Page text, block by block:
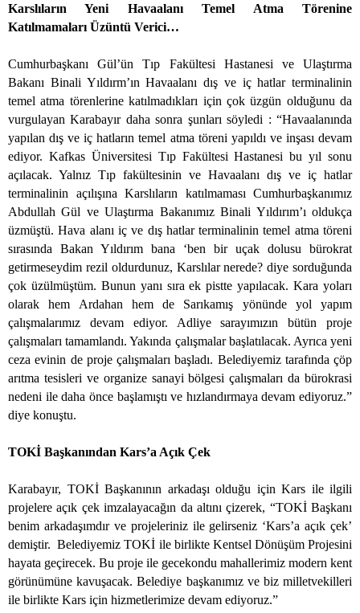
Karslıların Yeni Havaalanı Temel Atma Törenine
Katılmamaları Üzüntü Verici…
Cumhurbaşkanı Gül’ün Tıp Fakültesi Hastanesi ve Ulaştırma
Bakanı Binali Yıldırm’ın Havaalanı dış ve iç hatlar terminalinin
temel atma törenlerine katılmadıkları için çok üzgün olduğunu da
vurgulayan Karabayır daha sonra şunları söyledi : “Havaalanında
yapılan dış ve iç hatların temel atma töreni yapıldı ve inşası devam
ediyor. Kafkas Üniversitesi Tıp Fakültesi Hastanesi bu yıl sonu
açılacak. Yalnız Tıp fakültesinin ve Havaalanı dış ve iç hatlar
terminalinin açılışına Karslıların katılmaması Cumhurbaşkanımız
Abdullah Gül ve Ulaştırma Bakanımız Binali Yıldırım’ı oldukça
üzmüştü. Hava alanı iç ve dış hatlar terminalinin temel atma töreni
sırasında Bakan Yıldırım bana ‘ben bir uçak dolusu bürokrat
getirmeseydim rezil oldurdunuz, Karslılar nerede? diye sorduğunda
çok üzülmüştüm. Bunun yanı sıra ek pistte yapılacak. Kara yoları
olarak hem Ardahan hem de Sarıkamış yönünde yol yapım
çalışmalarımız devam ediyor. Adliye sarayımızın bütün proje
çalışmaları tamamlandı. Yakında çalışmalar başlatılacak. Ayrıca yeni
ceza evinin de proje çalışmaları başladı. Belediyemiz tarafında çöp
arıtma tesisleri ve organize sanayi bölgesi çalışmaları da bürokrasi
nedeni ile daha önce başlamıştı ve hızlandırmaya devam ediyoruz.”
diye konuştu.
TOKİ Başkanından Kars’a Açık Çek
Karabayır, TOKİ Başkanının arkadaşı olduğu için Kars ile ilgili
projelere açık çek imzalayacağın da altını çizerek, “TOKİ Başkanı
benim arkadaşımdır ve projeleriniz ile gelirseniz ‘Kars’a açık çek’
demiştir. Belediyemiz TOKİ ile birlikte Kentsel Dönüşüm Projesini
hayata geçirecek. Bu proje ile gecekondu mahallerimiz modern kent
görünümüne kavuşacak. Belediye başkanımız ve biz milletvekilleri
ile birlikte Kars için hizmetlerimize devam ediyoruz.”